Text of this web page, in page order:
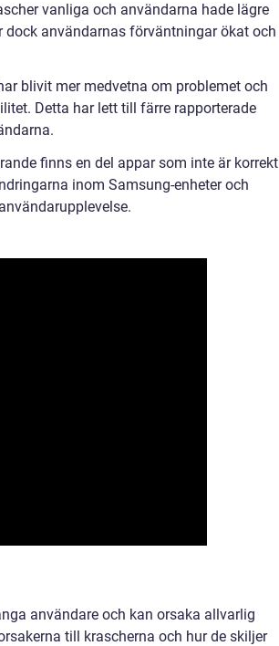
vanliga och användarna hade lägre
användarnas förväntningar ökat och
blivit mer medvetna om problemet och
Detta har lett till färre rapporterade
finns en del appar som inte är korrekt
inom Samsung-enheter och
användare och kan orsaka allvarlig
till krascherna och hur de skiljer